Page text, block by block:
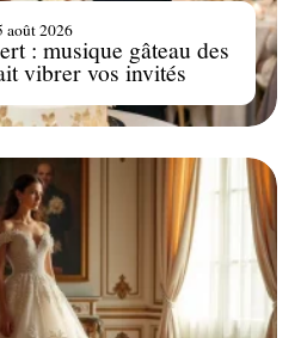
: musique gâteau des
vibrer vos invités
août 2026